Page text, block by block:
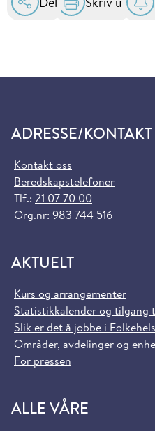
ADRESSE/KONTAKT
Kontakt oss
Beredskapstelefoner
Tlf.: 21 07 70 00
Org.nr: 983 744 516
AKTUELT
Kurs og arrangementer
Statistikkalender og tilgang
Slik er det å jobbe i
Områder, avdelinger og
For pressen
ALLE VÅRE